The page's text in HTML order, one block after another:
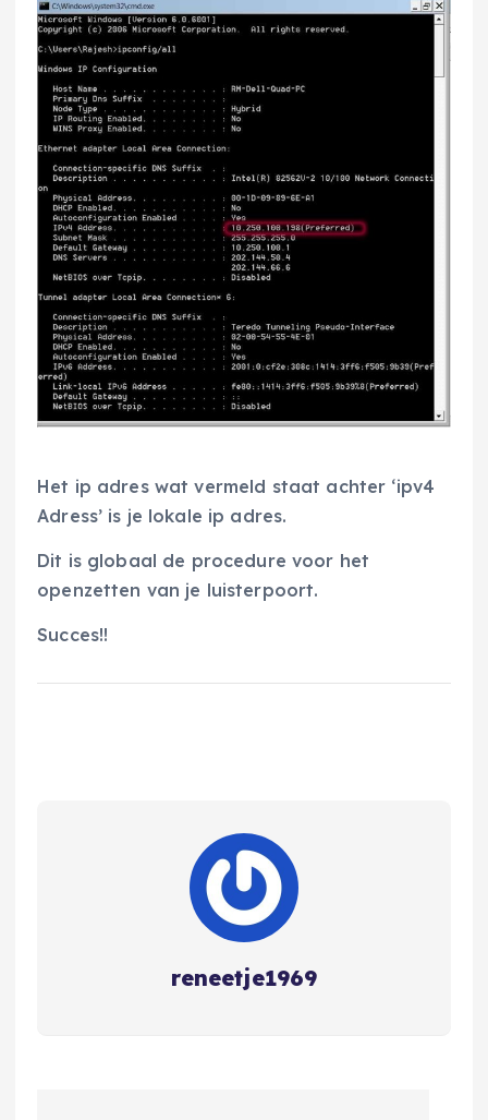
Het ip adres wat vermeld staat achter ‘ipv4
Adress’ is je lokale ip adres.
Dit is globaal de procedure voor het
openzetten van je luisterpoort.
Succes!!
reneetje1969